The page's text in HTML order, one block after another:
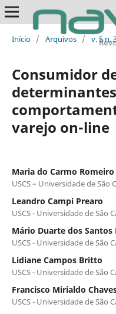
Início / Arquivos / v. 5 n.
Consumidor
varejo on-line
Maria do Carmo Romeiro
USCS – Universidade de São
Leandro Campi Prearo
USCS - Universidade de São
Mário Duarte dos Santos
USCS - Universidade de São
Lidiane Campos Britto
USCS - Universidade de São
Francisco Mirialdo
USCS - Universidade de São